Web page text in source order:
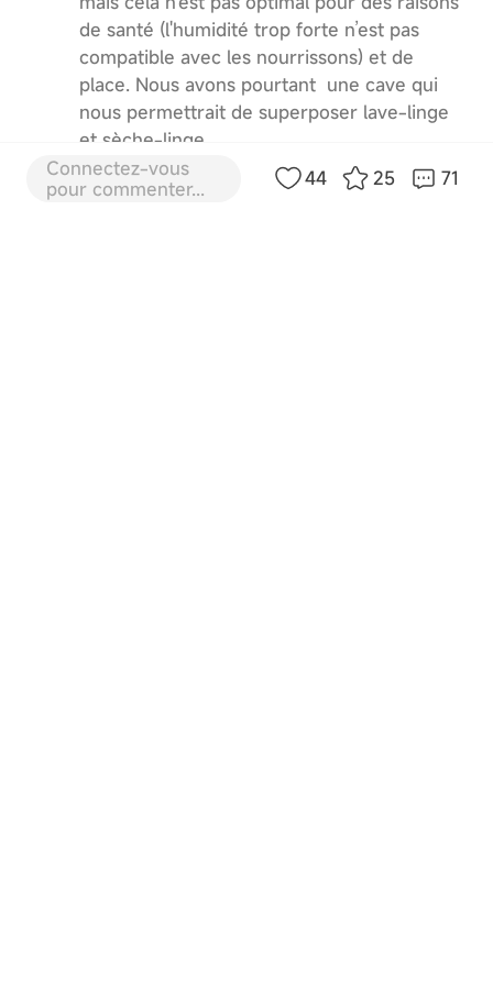
de santé (l'humidité trop forte n’est pas
compatible avec les nourrissons) et de
place. Nous avons pourtant une cave qui
nous permettrait de superposer lave-linge
et sèche-linge.
Ce que nous cherchons :
Connectez-vous
pour commenter...
44 25 71